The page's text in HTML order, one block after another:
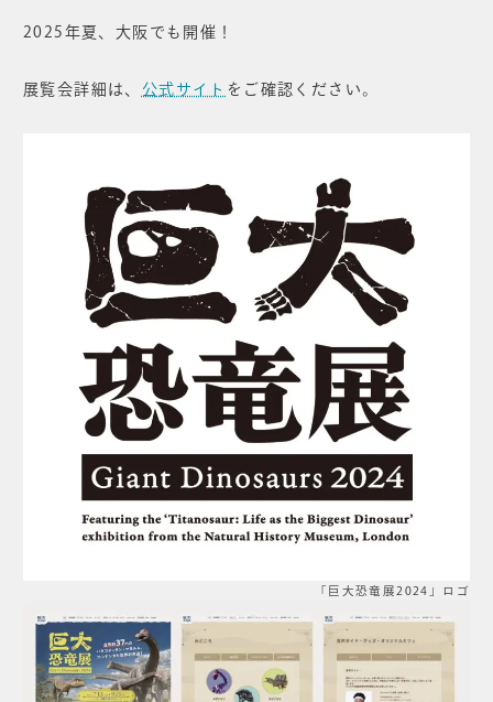
2025年夏、大阪でも開催！
展覧会詳細は、 公式サイト をご確認ください。
「巨大恐竜展2024」ロゴ